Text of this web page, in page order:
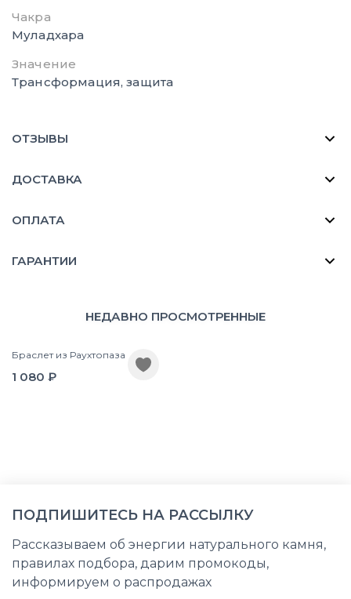
Чакра
Муладхара
Значение
Трансформация, защита
ОТЗЫВЫ
ДОСТАВКА
ОПЛАТА
ГАРАНТИИ
НЕДАВНО ПРОСМОТРЕННЫЕ
Браслет из Раухтопаза
1 080 ₽
ПОДПИШИТЕСЬ НА РАССЫЛКУ
Рассказываем об энергии натурального камня,
правилах подбора, дарим промокоды,
информируем о распродажах